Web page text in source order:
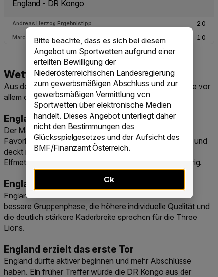
Bitte beachte, dass es sich bei diesem
Angebot um Sportwetten aufgrund einer
erteilten Bewilligung der
Niederösterreichischen Landesregierung
zum gewerbsmäßigen Abschluss und zur
gewerbsmäßigen Vermittlung von
Sportwetten über elektronische Medien
handelt. Dieses Angebot unterliegt daher
nicht den Bestimmungen des
Glücksspielgesetzes und der Aufsicht des
BMF/Finanzamt Österreich.
Ok
Aus den aktuellen Quoten ergeben sich für deine Wette vor
allem diese Märkte:
England setzt sich durch
Der Markt auf das Weiterkommen ist der naheliegende
Favoritenmarkt. England ist klar stärker einzuschätzen und
deckt mit diesem Markt auch Verlängerung oder
Elfmeterschießen ab. Die Quote ist entsprechend niedrig.
England gewinnt
England ist auch nach 90 Minuten klarer Favorit. Die
bessere Gruppenphase, die höhere individuelle Qualität und
die deutlich stärkere Kaderbreite sprechen für die Three
Lions.
England erzielt das erste Tor
England dürfte aktiver beginnen und mehr Abschlüsse
haben. Ein früher Treffer würde die DR Kongo aus der